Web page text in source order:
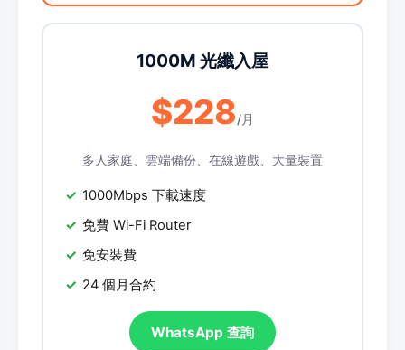
1000M 光纖入屋
$228/月
多人家庭、雲端備份、在線遊戲、大量裝置
1000Mbps 下載速度
免費 Wi-Fi Router
免安裝費
24 個月合約
WhatsApp 查詢